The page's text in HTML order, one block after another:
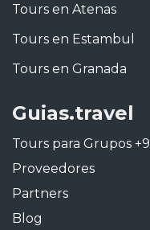
Tours en Atenas
Tours en Estambul
Tours en Granada
Guias.travel
Tours para Grupos +9
Proveedores
Partners
Blog